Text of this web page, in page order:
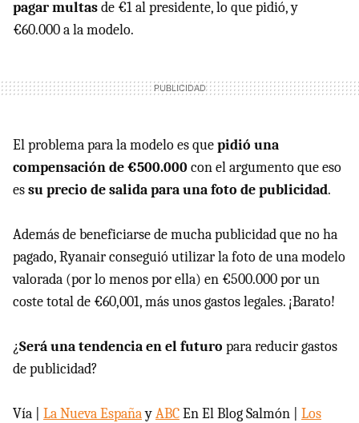
pagar multasde €1 al presidente, lo que pidió, y
€60.000 a la modelo.
El problema para la modelo es quepidió una
compensación de €500.000con el argumento que eso
essu precio de salida para una foto de publicidad.
Además de beneficiarse de mucha publicidad que no ha
pagado, Ryanair conseguió utilizar la foto de una modelo
valorada (por lo menos por ella) en €500.000 por un
coste total de €60,001, más unos gastos legales. ¡Barato!
¿Será una tendencia en el futuro para reducir gastos
de publicidad?
Vía | La Nueva EspañayABCEn El Blog Salmón | Los